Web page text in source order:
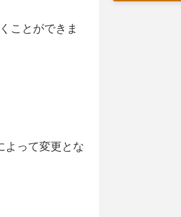
ことができま
よって変更とな